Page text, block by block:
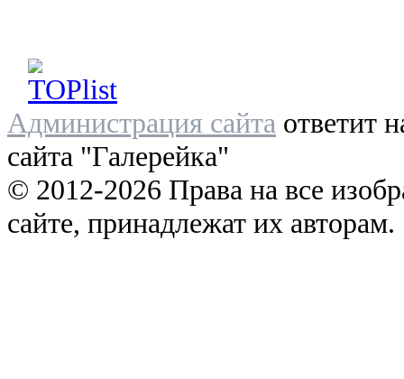
Администрация сайта ответит
сайта "Галерейка"
© 2012-2026 Права на все
сайте, принадлежат их авторам.